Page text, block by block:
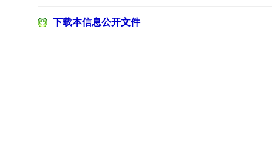
下载本信息公开文件